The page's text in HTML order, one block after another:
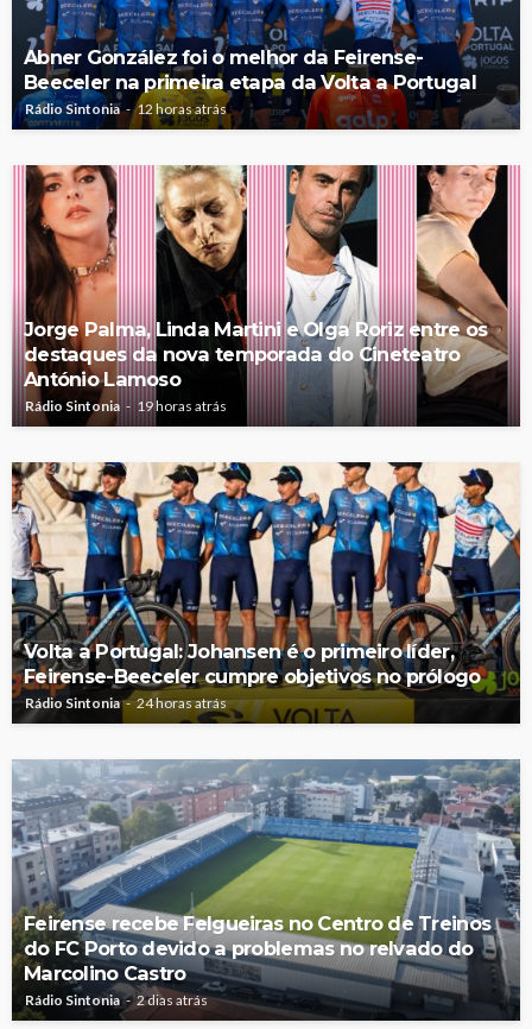
Abner González foi o melhor da Feirense-
Beeceler na primeira etapa da Volta a Portugal
Rádio Sintonia 12 horas atrás
Jorge Palma, Linda Martini e Olga Roriz entre os
destaques da nova temporada do Cineteatro
António Lamoso
Rádio Sintonia 19 horas atrás
Volta a Portugal: Johansen é o primeiro líder,
Feirense-Beeceler cumpre objetivos no prólogo
Rádio Sintonia 24 horas atrás
Feirense recebe Felgueiras no Centro de Treinos
do FC Porto devido a problemas no relvado do
Marcolino Castro
Rádio Sintonia 2 dias atrás